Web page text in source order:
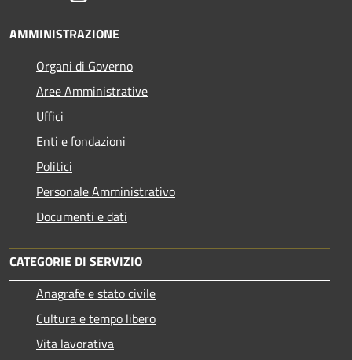
AMMINISTRAZIONE
Organi di Governo
Aree Amministrative
Uffici
Enti e fondazioni
Politici
Personale Amministrativo
Documenti e dati
CATEGORIE DI SERVIZIO
Anagrafe e stato civile
Cultura e tempo libero
Vita lavorativa